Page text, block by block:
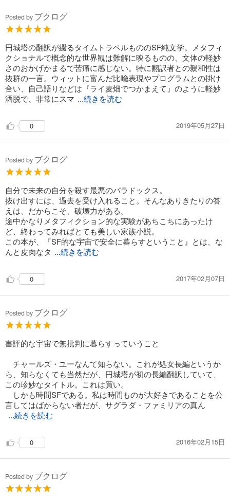
Posted by ブクログ
円城塔の翻訳が綴るタイムトラベルもののSF純文学。メタフィ
クショナルで概念的な世界観は難解に映るものの、文体の軽妙
さのおかげかまるで苦痛に感じない。特に翻訳者との親和性は
抜群の一言。ウィットに富んだ比喩表現やプログラムとの掛け
合い、自己語りなどは『ライ麦畑でつかまえて』のように軽妙
洒脱で、非常にスマ ...続きを読む
0 2019年05月27日
Posted by ブクログ
自分で未来の自分を殺す最悪のパラドックス。
抜け出すには、過去を受け入れること。そんなありきたりの答
えは、だからこそ、破壊力がある。
途中かなりメタフィクション的な実験があちこちにあったけ
ど、終わってみればとても美しい家族小説。
この本が、『SF的な宇宙で安全に暮らすということ』とは、な
んと皮肉なタ ...続きを読む
0 2017年02月07日
Posted by ブクログ
書評的な宇宙で無批判に暮らすっていうこと
チャールズ・ユーなんて知らない。これが処女長編というか
ら、知らなくても当然だが、円城塔が初の長編翻訳していて、
この珍妙なタイトル。これは買い。
しかも時間SFである。私は時間ものが大好きであることを公
言してはばからない者だが、サグラダ・ファミリアの真ん
...続きを読む
0 2016年02月15日
Posted by ブクログ